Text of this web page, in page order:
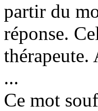
partir du
réponse.
thérapeute.
...
Ce mot